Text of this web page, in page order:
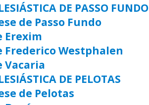
DE PASSO FUNDO
de Passo Fundo
Erexim
Frederico Westphalen
Vacaria
DE PELOTAS
de Pelotas